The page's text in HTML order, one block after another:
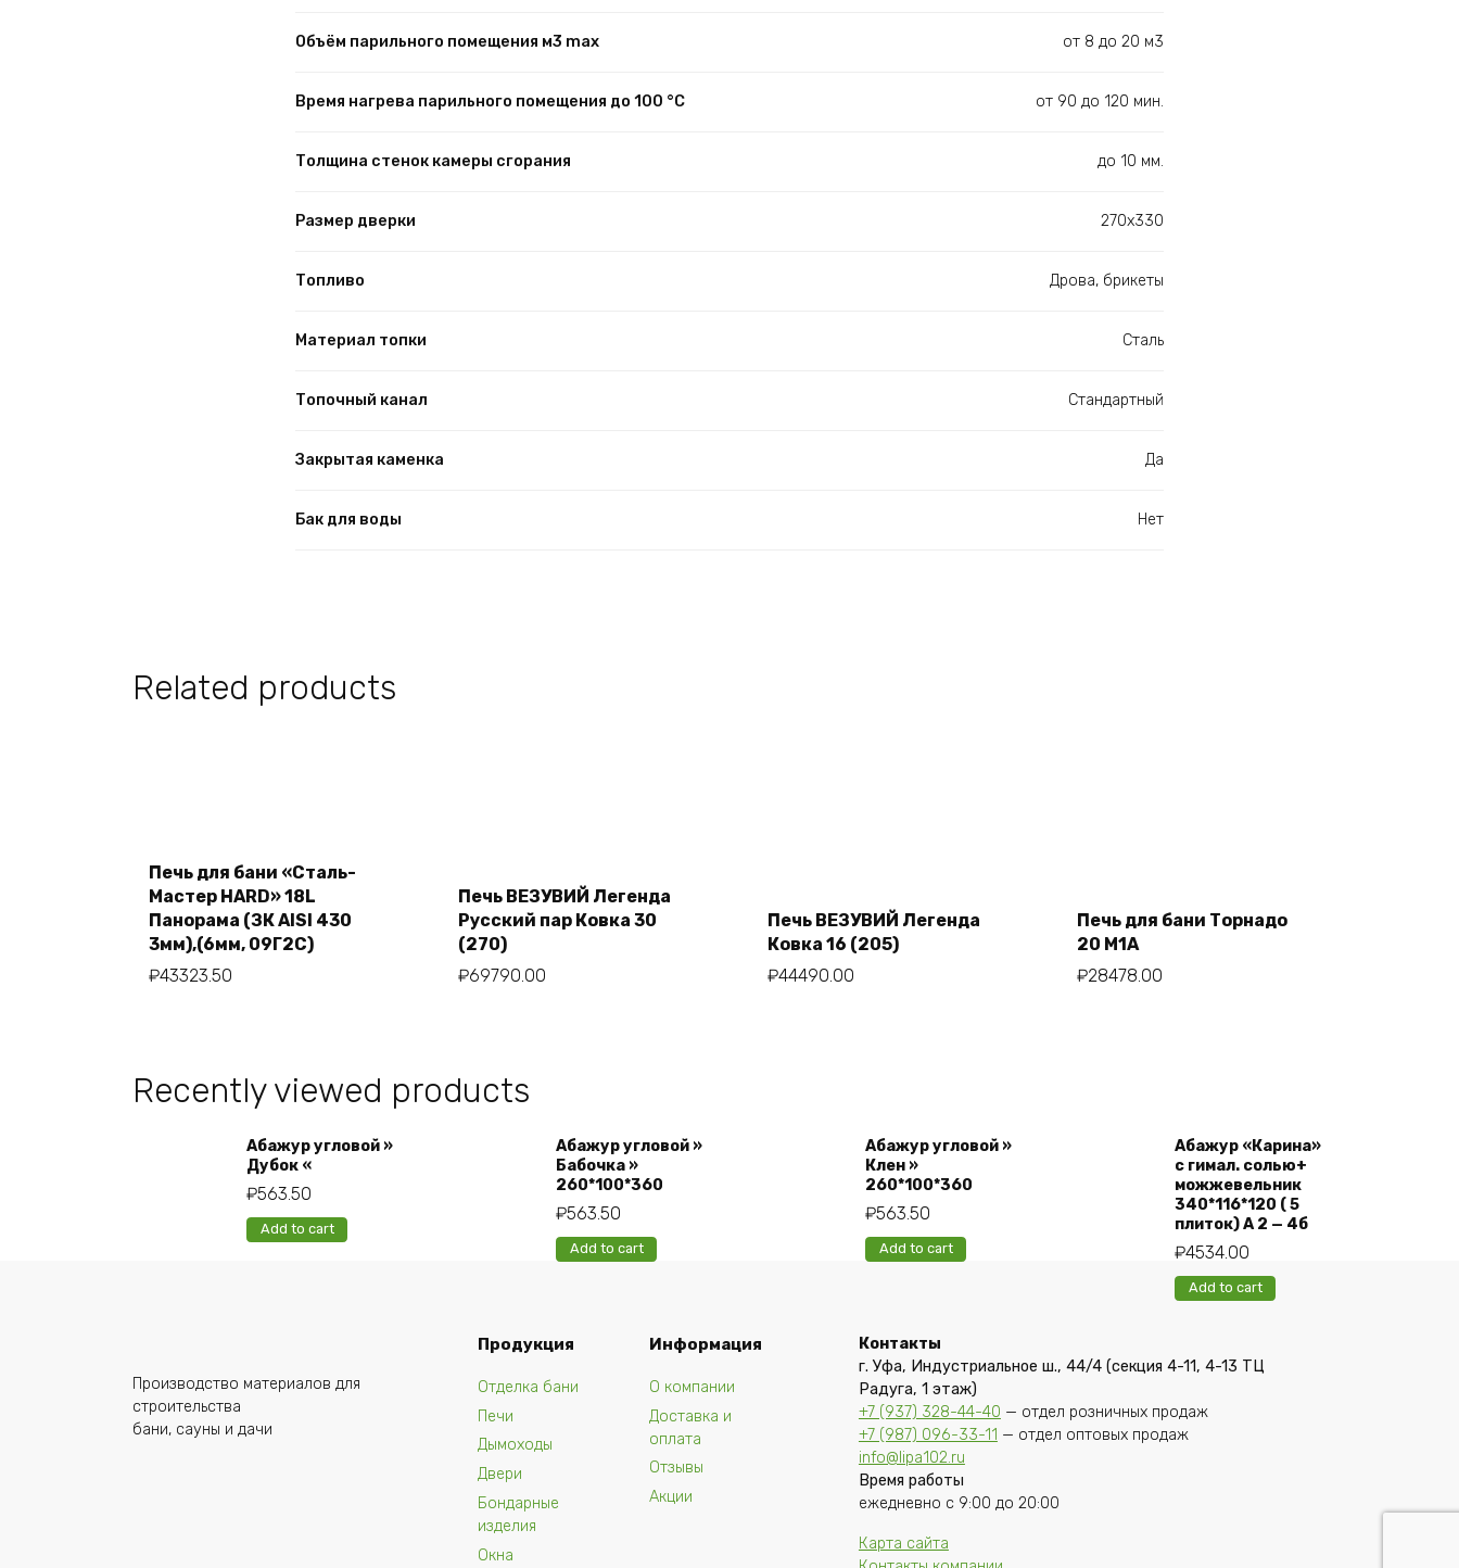
Объём парильного помещения м3 max от 8 до 20 м3
Время нагрева парильного помещения до 100 °С от 90 до 120 мин.
Толщина стенок камеры сгорания до 10 мм.
Размер дверки 270х330
Топливо Дрова, брикеты
Материал топки Сталь
Топочный канал Стандартный
Закрытая каменка Да
Бак для воды Нет
Related products
Add to cart
Печь для бани «Сталь-
Мастер HARD» 18L
Панорама (ЗК AISI 430
3мм),(6мм, 09Г2С)
₽43323.50
Add to cart
Печь ВЕЗУВИЙ Легенда
Русский пар Ковка 30
(270)
₽69790.00
Add to cart
Печь ВЕЗУВИЙ Легенда
Ковка 16 (205)
₽44490.00
Печь для бани Торнадо
20 М1А
₽28478.00
Recently viewed products
Абажур угловой »
Дубок «
₽563.50
Add to cart
Абажур угловой »
Бабочка »
260*100*360
₽563.50
Add to cart
Абажур угловой »
Клен »
260*100*360
₽563.50
Add to cart
Абажур «Карина»
с гимал. солью+
можжевельник
340*116*120 ( 5
плиток) А 2 — 4б
₽4534.00
Add to cart
Производство материалов для
строительства
бани, сауны и дачи
Продукция
Отделка бани
Печи
Дымоходы
Двери
Бондарные
изделия
Окна
Информация
О компании
Доставка и
оплата
Отзывы
Акции
Контакты
г. Уфа, Индустриальное ш., 44/4 (секция 4-11, 4-13 ТЦ
Радуга, 1 этаж)
+7 (937) 328-44-40 — отдел розничных продаж
+7 (987) 096-33-11 — отдел оптовых продаж
info@lipa102.ru
Время работы
ежедневно с 9:00 до 20:00
Карта сайта